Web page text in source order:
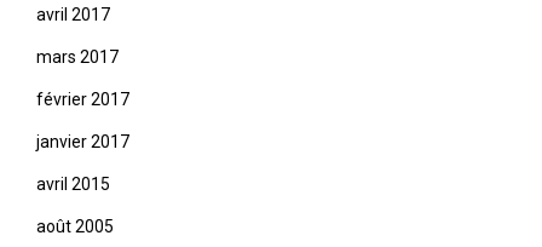
avril 2017
mars 2017
février 2017
janvier 2017
avril 2015
août 2005